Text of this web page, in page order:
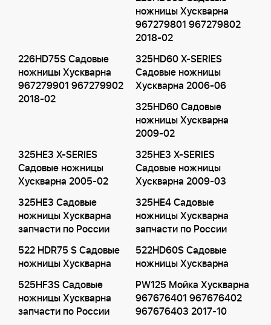
ножницы Хускварна
967279801 967279802
2018-02
226HD75S Садовые
ножницы Хускварна
967279901 967279902
2018-02
325HD60 X-SERIES
Садовые ножницы
Хускварна 2006-06
325HD60 Садовые
ножницы Хускварна
2009-02
325HE3 X-SERIES
Садовые ножницы
Хускварна 2005-02
325HE3 X-SERIES
Садовые ножницы
Хускварна 2009-03
325HE3 Садовые
ножницы Хускварна
запчасти по России
325HE4 Садовые
ножницы Хускварна
запчасти по России
522 HDR75 S Садовые
ножницы Хускварна
522HD60S Садовые
ножницы Хускварна
525HF3S Садовые
ножницы Хускварна
запчасти по России
PW125 Мойка Хускварна
967676401 967676402
967676403 2017-10